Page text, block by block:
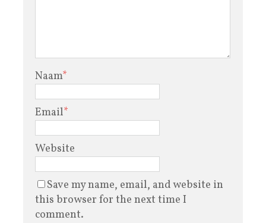
Naam*
Email*
Website
Save my name, email, and website in
this browser for the next time I
comment.